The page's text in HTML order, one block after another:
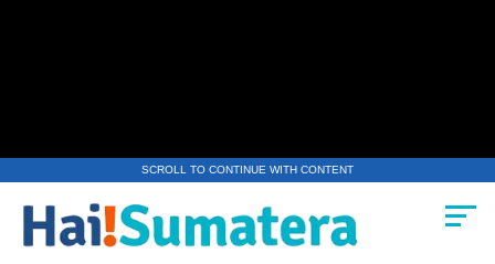
SCROLL TO CONTINUE WITH CONTENT